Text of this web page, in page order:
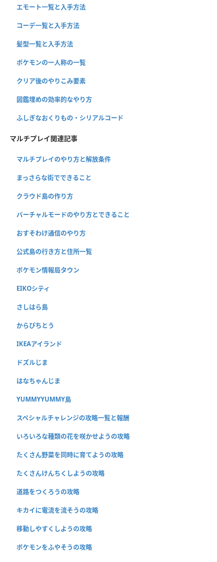
エモート一覧と入手方法
コーデ一覧と入手方法
髪型一覧と入手方法
ポケモンの一人称の一覧
クリア後のやりこみ要素
図鑑埋めの効率的なやり方
ふしぎなおくりもの・シリアルコード
マルチプレイ関連記事
マルチプレイのやり方と解放条件
まっさらな街でできること
クラウド島の作り方
バーチャルモードのやり方とできること
おすそわけ通信のやり方
公式島の行き方と住所一覧
ポケモン情報局タウン
EIKOシティ
さしはら島
からぴちとう
IKEAアイランド
ドズルじま
はなちゃんじま
YUMMYYUMMY島
スペシャルチャレンジの攻略一覧と報酬
いろいろな種類の花を咲かせようの攻略
たくさん野菜を同時に育てようの攻略
たくさんけんちくしようの攻略
道路をつくろうの攻略
キカイに電流を流そうの攻略
移動しやすくしようの攻略
ポケモンをふやそうの攻略